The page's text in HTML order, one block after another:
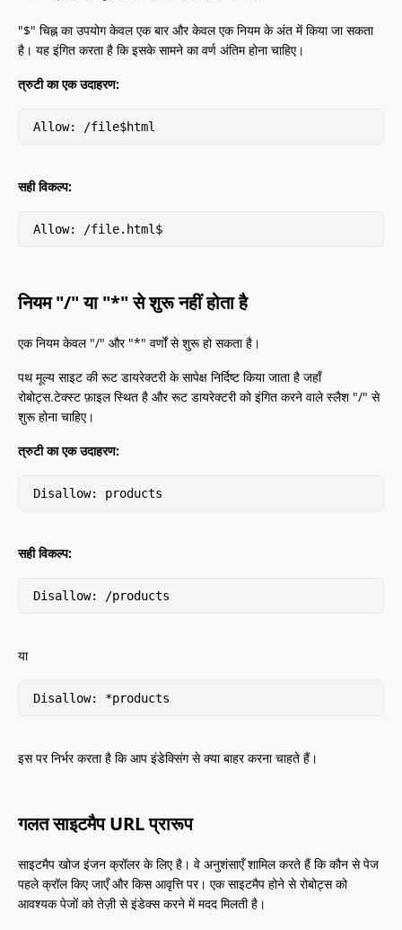
"$" चिह्न का उपयोग केवल एक बार और केवल एक नियम के अंत में किया जा सकता
है। यह इंगित करता है कि इसके सामने का वर्ण अंतिम होना चाहिए।
त्रुटी का एक उदाहरण:
Allow: /file$html
सही विकल्प:
Allow: /file.html$
नियम "/" या "*" से शुरू नहीं होता है
एक नियम केवल "/" और "*" वर्णों से शुरू हो सकता है।
पथ मूल्य साइट की रूट डायरेक्टरी के सापेक्ष निर्दिष्ट किया जाता है जहाँ
रोबोट्स.टेक्स्ट फ़ाइल स्थित है और रूट डायरेक्टरी को इंगित करने वाले स्लैश "/" से
शुरू होना चाहिए।
त्रुटी का एक उदाहरण:
Disallow: products
सही विकल्प:
Disallow: /products
या
Disallow: *products
इस पर निर्भर करता है कि आप इंडेक्सिंग से क्या बाहर करना चाहते हैं।
गलत साइटमैप URL प्रारूप
साइटमैप खोज इंजन क्रॉलर के लिए है। वे अनुशंसाएँ शामिल करते हैं कि कौन से पेज
पहले क्रॉल किए जाएँ और किस आवृत्ति पर। एक साइटमैप होने से रोबोट्स को
आवश्यक पेजों को तेज़ी से इंडेक्स करने में मदद मिलती है।